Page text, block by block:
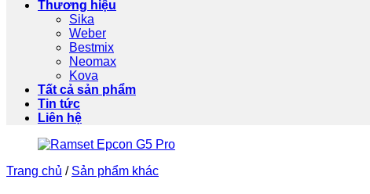
Thương hiệu
Sika
Weber
Bestmix
Neomax
Kova
Tất cả sản phẩm
Tin tức
Liên hệ
Trang chủ / Sản phẩm khác